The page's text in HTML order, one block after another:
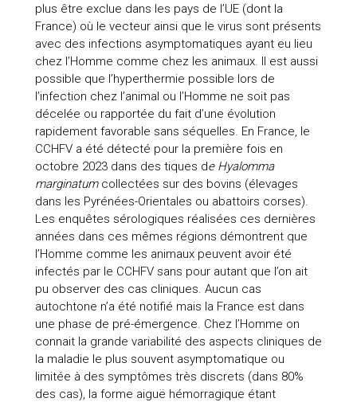
plus être exclue dans les pays de l’UE (dont la
France) où le vecteur ainsi que le virus sont présents
avec des infections asymptomatiques ayant eu lieu
chez l’Homme comme chez les animaux. Il est aussi
possible que l’hyperthermie possible lors de
l’infection chez l’animal ou l’Homme ne soit pas
décelée ou rapportée du fait d’une évolution
rapidement favorable sans séquelles. En France, le
CCHFV a été détecté pour la première fois en
octobre 2023 dans des tiques de Hyalomma
marginatumcollectées sur des bovins (élevages
dans les Pyrénées-Orientales ou abattoirs corses).
Les enquêtes sérologiques réalisées ces dernières
années dans ces mêmes régions démontrent que
l’Homme comme les animaux peuvent avoir été
infectés par le CCHFV sans pour autant que l’on ait
pu observer des cas cliniques. Aucun cas
autochtone n’a été notifié mais la France est dans
une phase de pré-émergence. Chez l’Homme on
connait la grande variabilité des aspects cliniques de
la maladie le plus souvent asymptomatique ou
limitée à des symptômes très discrets (dans 80%
des cas), la forme aiguë hémorragique étant